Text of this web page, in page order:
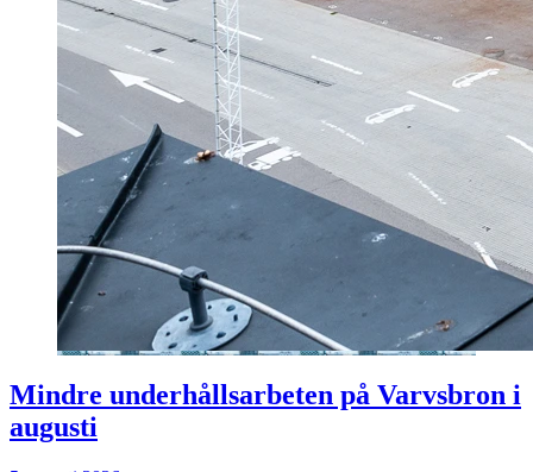
Mindre underhållsarbeten på Varvsbron i
augusti